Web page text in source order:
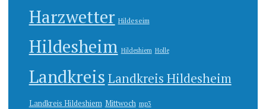
Harzwetter Hildeseim
Hildesheim Hildeshiem Holle
Landkreis Landkreis Hildesheim
Landkreis Hildeshiem Mittwoch mp3